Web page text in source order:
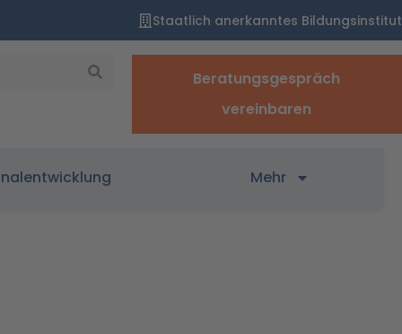
Staatlich anerkanntes Bildungsinstitut
Beratungsgespräch
vereinbaren
Mehr